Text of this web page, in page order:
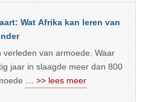
Wat Afrika kan leren van
van armoede. Waar
jaar in slaagde meer dan 800
… >> lees meer